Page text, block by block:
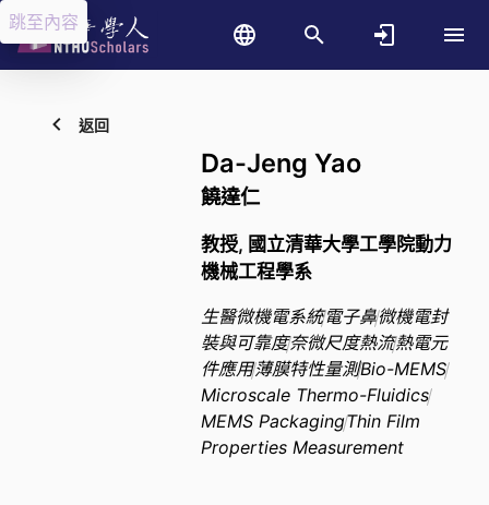
跳至內容
返回
Da-Jeng Yao
饒達仁
教授, 國立清華大學工學院動力
機械工程學系
生醫微機電系統電子鼻微機電封
裝與可靠度奈微尺度熱流熱電元
件應用薄膜特性量測Bio-MEMS
Microscale Thermo-Fluidics
MEMS PackagingThin Film
Properties Measurement